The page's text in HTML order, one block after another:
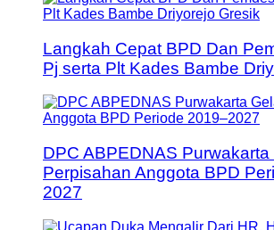
Langkah Cepat BPD Dan
Pj serta Plt Kades Bambe
DPC ABPEDNAS Purwakarta
Perpisahan Anggota BPD
2027